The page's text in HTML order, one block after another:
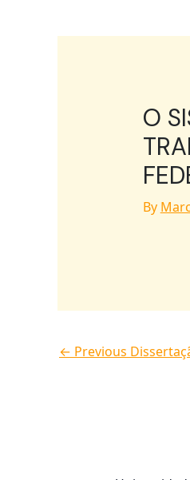
O
By
← Previous